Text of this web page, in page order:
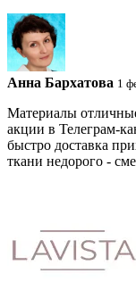
Анна Бархатова 1
Материалы
акции в Телеграм-
быстро доставка
ткани недорого -